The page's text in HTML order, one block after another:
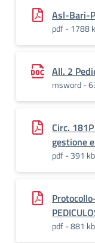
Asl-Bari-
pdf - 1788
All. 2
msword -
Circ.
gestione
pdf - 391 kb
pdf - 881 kb